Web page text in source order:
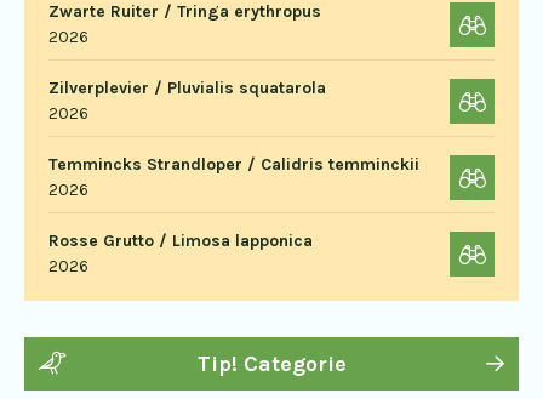
Zwarte Ruiter / Tringa erythropus
2026
Zilverplevier / Pluvialis squatarola
2026
Temmincks Strandloper / Calidris temminckii
2026
Rosse Grutto / Limosa lapponica
2026
Tip! Categorie